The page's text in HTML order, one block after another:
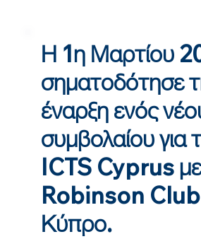
Η 1η Μαρτίου
σηματοδότησε
έναρξη ενός
συμβολαίου για
ICTS Cyprus
Robinson Club
Κύπρο.